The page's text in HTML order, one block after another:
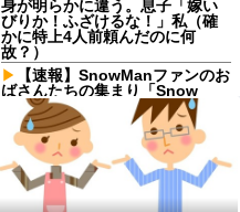
身が明らかに違う。息子「嫁い
びりか！ふざけるな！」私（確
かに特上4人前頼んだのに何
故？）
【速報】SnowManファンのお
ばさんたちの集まり「Snow
Woman」、ライブ開催決定！！
（※動画あり）他
【動画】手術中に熊本地震直
撃やばすぎ
【動画】手術中に熊本地震直
撃やばすぎ